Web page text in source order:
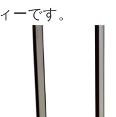
ィーです。